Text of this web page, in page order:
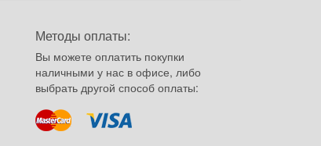
Методы оплаты:
Вы можете оплатить покупки
наличными у нас в офисе, либо
выбрать другой способ оплаты: